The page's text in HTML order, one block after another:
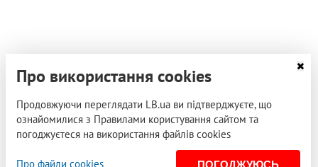
Про використання cookies
Продовжуючи переглядати LB.ua ви підтверджуєте, що
ознайомилися з Правилами користування сайтом та
погоджуєтеся на використання файлів cookies
Про файли cookies ПОГОДЖУЮСЬ